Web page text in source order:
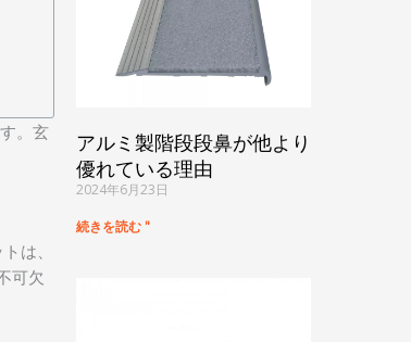
。玄
は、
可欠
アルミ製階段段鼻が他より
優れている理由
2024年6月23日
続きを読む "